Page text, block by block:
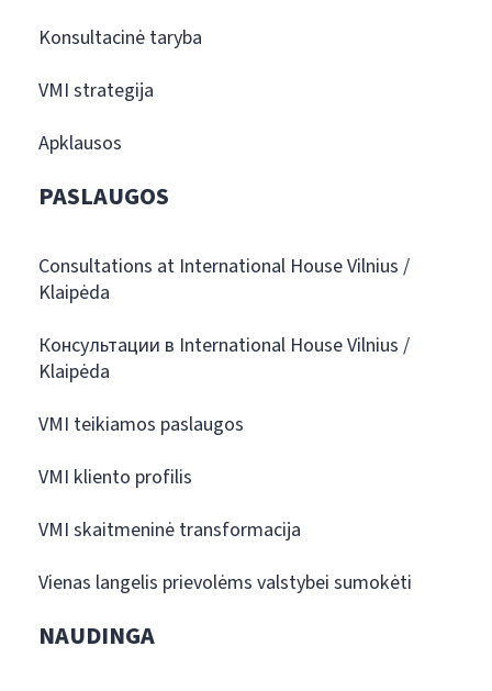
Konsultacinė taryba
VMI strategija
Apklausos
PASLAUGOS
Consultations at International House Vilnius /
Klaipėda
Консультации в International House Vilnius /
Klaipėda
VMI teikiamos paslaugos
VMI kliento profilis
VMI skaitmeninė transformacija
Vienas langelis prievolėms valstybei sumokėti
NAUDINGA